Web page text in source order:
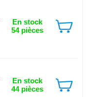
En stock
54 pièces
En stock
44 pièces